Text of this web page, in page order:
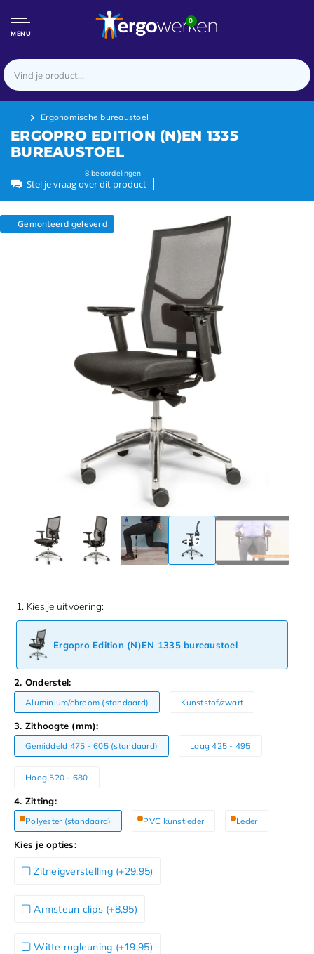
MENU
0
Ergonomische bureaustoel
ERGOPRO EDITION (N)EN 1335
BUREAUSTOEL
8beoordelingen
Stel je vraag over dit product
Gemonteerd geleverd
+6
1. Kies je uitvoering:
Ergopro Edition (N)EN 1335 bureaustoel
2. Onderstel:
Aluminium/chroom (standaard) Kunststof/zwart
3. Zithoogte (mm):
Gemiddeld 475 - 605 (standaard) Laag 425 - 495
Hoog 520 - 680
4. Zitting:
Polyester (standaard) PVC kunstleder Leder
Kies je opties:
Zitneigverstelling (+29,95)
Armsteun clips (+8,95)
Witte rugleuning (+19,95)